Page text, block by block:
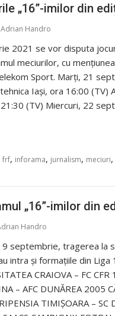
„16”-imilor din
Handro
2021 se vor disputa
meciurilor, cu
Sport. Marți, 21
Iaşi, ora 16:00
(TV) Miercuri, 22
frf, inforama, jurnalism, meciuri,
„16”-imilor din
Handro
9 septembrie, tragerea la
intra și formațiile din
CRAIOVA – FC CFR
– AFC DUNĂREA 2005
TIMIŞOARA –